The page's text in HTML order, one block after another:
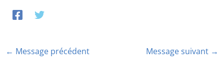
← Message précédent Message suivant →